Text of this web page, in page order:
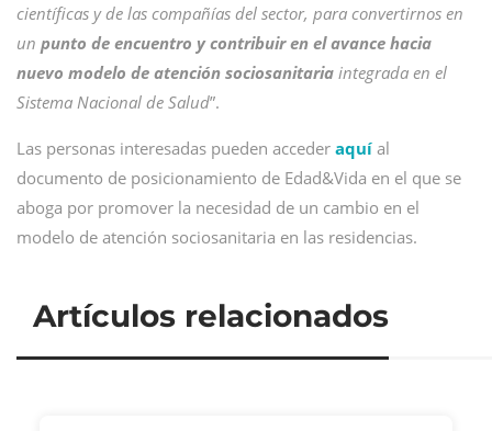
científicas y de las compañías del sector, para convertirnos en
un punto de encuentro y contribuir en el avance hacia
nuevo modelo de atención sociosanitaria integrada en el
Sistema Nacional de Salud”.
Las personas interesadas pueden acceder aquí al
documento de posicionamiento de Edad&Vida en el que se
aboga por promover la necesidad de un cambio en el
modelo de atención sociosanitaria en las residencias.
Artículos relacionados